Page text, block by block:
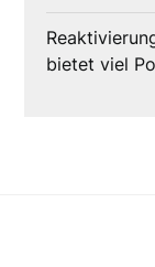
bietet viel